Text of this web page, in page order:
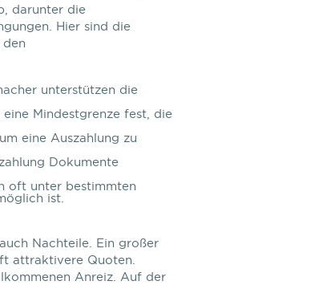
darunter die
Hier sind die
unterstützen die
Mindestgrenze fest, die
eine Auszahlung zu
Dokumente
oft unter bestimmten
ist.
Nachteile. Ein großer
attraktivere Quoten.
Anreiz. Auf der